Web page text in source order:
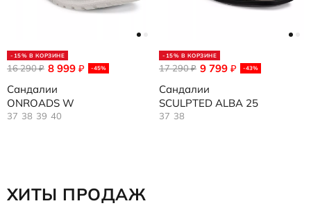
-15% В КОРЗИНЕ
8 999 ₽ -45%
16 290₽
Сандалии
ONROADS W
37 38 39 40
-15% В КОРЗИНЕ
9 799 ₽ -43%
17 290₽
Сандалии
SCULPTED ALBA 25
37 38
ХИТЫ ПРОДАЖ